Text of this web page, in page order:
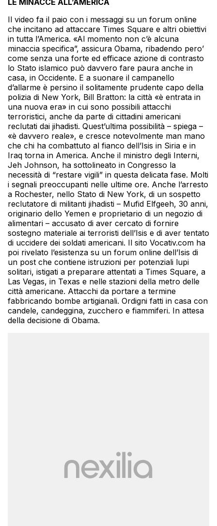
LE MINACCE ALL’AMERICA
Il video fa il paio con i messaggi su un forum online
che incitano ad attaccare Times Square e altri obiettivi
in tutta l’America. «Al momento non c’è alcuna
minaccia specifica”, assicura Obama, ribadendo pero’
come senza una forte ed efficace azione di contrasto
lo Stato islamico può davvero fare paura anche in
casa, in Occidente. E a suonare il campanello
d’allarme è persino il solitamente prudente capo della
polizia di New York, Bill Bratton: la città «è entrata in
una nuova era» in cui sono possibili attacchi
terroristici, anche da parte di cittadini americani
reclutati dai jihadisti. Quest’ultima possibilità – spiega –
«è davvero reale», e cresce notevolmente man mano
che chi ha combattuto al fianco dell’Isis in Siria e in
Iraq torna in America. Anche il ministro degli Interni,
Jeh Johnson, ha sottolineato in Congresso la
necessità di “restare vigili” in questa delicata fase. Molti
i segnali preoccupanti nelle ultime ore. Anche l’arresto
a Rochester, nello Stato di New York, di un sospetto
reclutatore di militanti jihadisti – Mufid Elfgeeh, 30 anni,
originario dello Yemen e proprietario di un negozio di
alimentari – accusato di aver cercato di fornire
sostegno materiale ai terroristi dell’Isis e di aver tentato
di uccidere dei soldati americani. Il sito Vocativ.com ha
poi rivelato l’esistenza su un forum online dell’Isis di
un post che contiene istruzioni per potenziali lupi
solitari, istigati a preparare attentati a Times Square, a
Las Vegas, in Texas e nelle stazioni della metro delle
città americane. Attacchi da portare a termine
fabbricando bombe artigianali. Ordigni fatti in casa con
candele, candeggina, zucchero e fiammiferi. In attesa
della decisione di Obama.